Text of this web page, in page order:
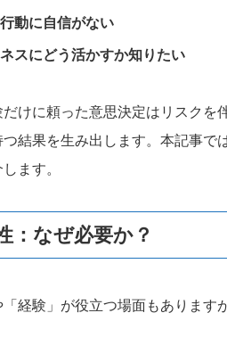
動に自信がない
スにどう活かすか知りたい
けに頼った意思決定はリスク
結果を生み出します。本記事
ます。
：なぜ必要か？
経験」が役立つ場面もありま